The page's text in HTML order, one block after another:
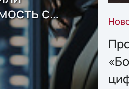
с
для
данных